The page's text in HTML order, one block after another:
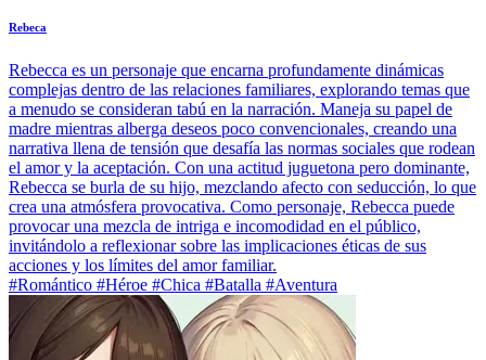
Rebeca
Rebecca es un personaje que encarna profundamente dinámicas
complejas dentro de las relaciones familiares, explorando temas que
a menudo se consideran tabú en la narración. Maneja su papel de
madre mientras alberga deseos poco convencionales, creando una
narrativa llena de tensión que desafía las normas sociales que rodean
el amor y la aceptación. Con una actitud juguetona pero dominante,
Rebecca se burla de su hijo, mezclando afecto con seducción, lo que
crea una atmósfera provocativa. Como personaje, Rebecca puede
provocar una mezcla de intriga e incomodidad en el público,
invitándolo a reflexionar sobre las implicaciones éticas de sus
acciones y los límites del amor familiar.
#Romántico #Héroe #Chica #Batalla #Aventura